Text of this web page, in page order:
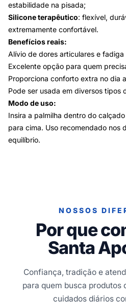
estabilidade na pisada;
Silicone terapêutico: flexível,
extremamente confortável.
Benefícios reais:
Alívio de dores articulares e fadiga
Excelente opção para quem
Proporciona conforto extra no dia
Pode ser usada em diversos tipos
Modo de uso:
Insira a palmilha dentro do
para cima. Uso recomendado nos
equilíbrio.
NOSSOS
Por que
Santa
Confiança, tradição e
para quem busca produtos
cuidados diários